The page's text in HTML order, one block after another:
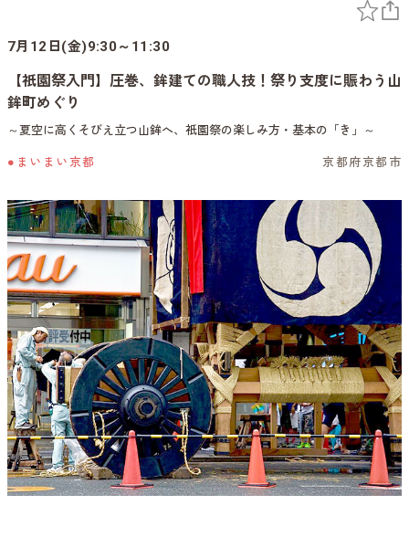
7月12日(金)9:30～11:30
【祇園祭入門】圧巻、鉾建ての職人技！祭り支度に賑わう山
鉾町めぐり
～夏空に高くそびえ立つ山鉾へ、祇園祭の楽しみ方・基本の「き」～
●まいまい京都 京都府京都市